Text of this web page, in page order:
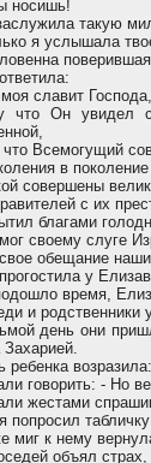
носишь!
такую
я услышала
славит
что Он увидел
что Всемогущий
в
совершены
с их
благами
своему слуге
обещание
у
время,
и родственники
день они
Захарией.
ребенка
говорить: - Но
жестами
попросил
миг к нему
объял